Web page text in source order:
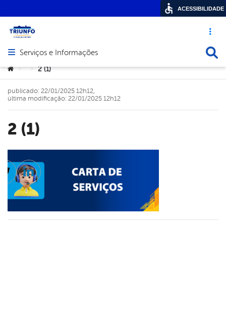
Acesso
Abrir menu principal de navegação
Serviços e Informações
Você está aqui:
> > 2 (1)
2 (1)
publicado: 22/01/2025 12h12,
última modificação: 22/01/2025 12h12
TwitterLinkedin
ACESSIBILIDADE